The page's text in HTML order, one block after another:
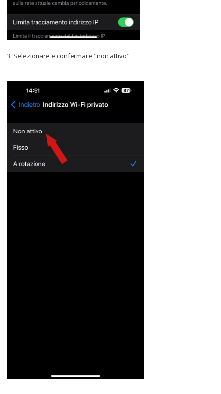
3. Selezionare e confermare "non attivo"